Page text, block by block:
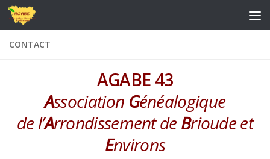
Skip to content
CONTACT
AGABE 43
Association Généalogique
de l’Arrondissement deBrioude et
Environs